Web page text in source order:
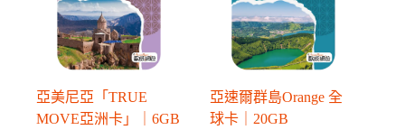
亞美尼亞「TRUE
MOVE亞洲卡」｜6GB
亞速爾群島Orange 全
球卡｜20GB